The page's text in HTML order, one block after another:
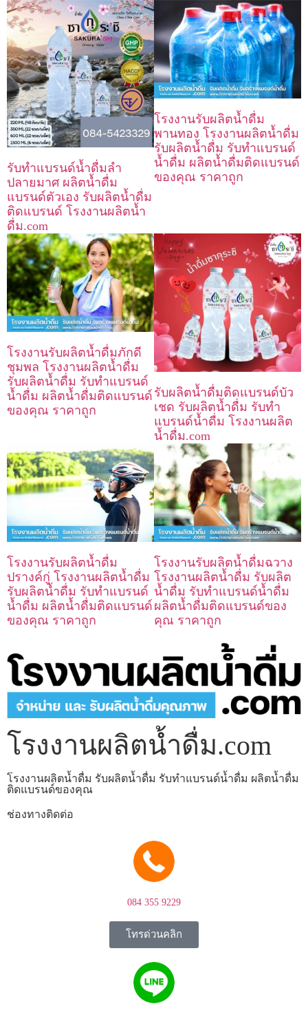
รับทำแบรนด์น้ำดื่มลำ
ปลายมาศ ผลิตน้ำดื่ม
แบรนด์ตัวเอง รับผลิตน้ำดื่ม
ติดแบรนด์ โรงงานผลิตน้ำ
ดื่ม.com
โรงงานรับผลิตน้ำดื่ม
พานทอง โรงงานผลิตน้ำดื่ม
รับผลิตน้ำดื่ม รับทำแบรนด์
น้ำดื่ม ผลิตน้ำดื่มติดแบรนด์
ของคุณ ราคาถูก
โรงงานรับผลิตน้ำดื่มภักดี
ชุมพล โรงงานผลิตน้ำดื่ม
รับผลิตน้ำดื่ม รับทำแบรนด์
น้ำดื่ม ผลิตน้ำดื่มติดแบรนด์
ของคุณ ราคาถูก
รับผลิตน้ำดื่มติดแบรนด์บัว
เชด รับผลิตน้ำดื่ม รับทำ
แบรนด์น้ำดื่ม โรงงานผลิต
น้ำดื่ม.com
โรงงานรับผลิตน้ำดื่ม
ปรางค์กู่ โรงงานผลิตน้ำดื่ม
รับผลิตน้ำดื่ม รับทำแบรนด์
น้ำดื่ม ผลิตน้ำดื่มติดแบรนด์
ของคุณ ราคาถูก
โรงงานรับผลิตน้ำดื่มฉวาง
โรงงานผลิตน้ำดื่ม รับผลิต
น้ำดื่ม รับทำแบรนด์น้ำดื่ม
ผลิตน้ำดื่มติดแบรนด์ของ
คุณ ราคาถูก
โรงงานผลิตน้ำดื่ม.com
โรงงานผลิตน้ำดื่ม รับผลิตน้ำดื่ม รับทำแบรนด์น้ำดื่ม ผลิตน้ำดื่ม
ติดแบรนด์ของคุณ
ช่องทางติดต่อ
084 355 9229
โทรด่วนคลิก